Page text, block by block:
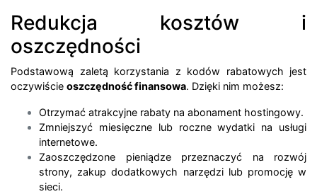
Redukcja kosztów i
oszczędności
Podstawową zaletą korzystania z kodów rabatowych jest
oczywiście oszczędność finansowa. Dzięki nim możesz:
Otrzymać atrakcyjne rabaty na abonament hostingowy.
Zmniejszyć miesięczne lub roczne wydatki na usługi
internetowe.
Zaoszczędzone pieniądze przeznaczyć na rozwój
strony, zakup dodatkowych narzędzi lub promocję w
sieci.